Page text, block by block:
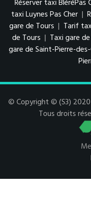
Réserver taxi BléréPas
taxi Luynes Pas Cher |
gare de Tours | Tarif
de Tours | Taxi gare
gare de Saint-Pierre-
© Copyright © (S3) 2020
Tous droits